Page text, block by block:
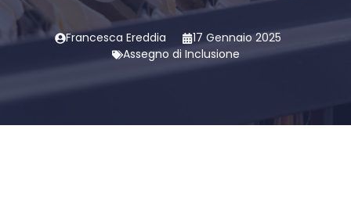
Francesca Ereddia
17 Gennaio 2025
Assegno di Inclusione